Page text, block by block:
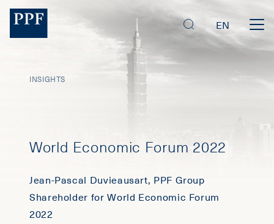
EN
INSIGHTS
World Economic Forum 2022
Jean-Pascal Duvieausart, PPF Group
Shareholder for World Economic Forum
2022